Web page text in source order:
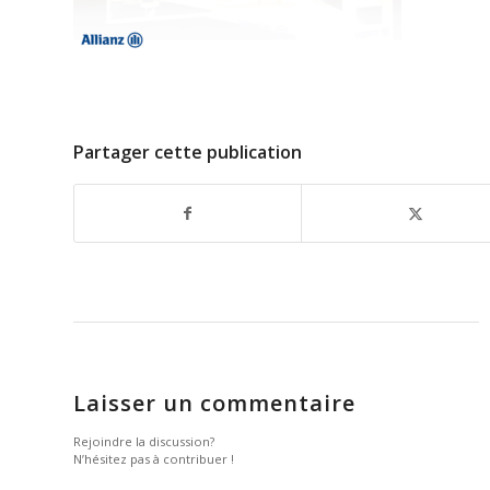
Partager cette publication
Laisser un commentaire
Rejoindre la discussion?
N’hésitez pas à contribuer !